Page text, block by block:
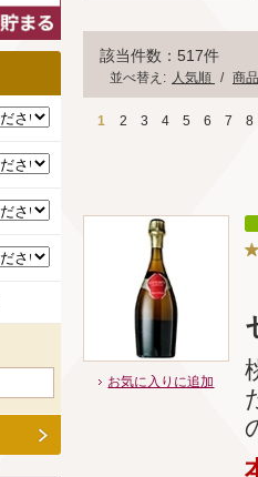
該当件数：517件
並べ替え: 人気順 / 商
1 2 3 4 5 6 7 8
お気に入りに追加